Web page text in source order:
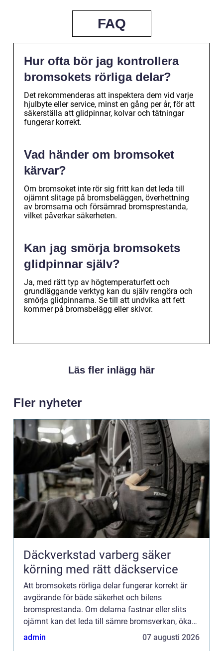
FAQ
Hur ofta bör jag kontrollera
bromsokets rörliga delar?
Det rekommenderas att inspektera dem vid varje
hjulbyte eller service, minst en gång per år, för att
säkerställa att glidpinnar, kolvar och tätningar
fungerar korrekt.
Vad händer om bromsoket
kärvar?
Om bromsoket inte rör sig fritt kan det leda till
ojämnt slitage på bromsbeläggen, överhettning
av bromsarna och försämrad bromsprestanda,
vilket påverkar säkerheten.
Kan jag smörja bromsokets
glidpinnar själv?
Ja, med rätt typ av högtemperaturfett och
grundläggande verktyg kan du själv rengöra och
smörja glidpinnarna. Se till att undvika att fett
kommer på bromsbelägg eller skivor.
Läs fler inlägg här
Fler nyheter
Däckverkstad varberg säker
körning med rätt däckservice
Att bromsokets rörliga delar fungerar korrekt är
avgörande för både säkerhet och bilens
bromsprestanda. Om delarna fastnar eller slits
ojämnt kan det leda till sämre bromsverkan, ökad
däckslitage och...
admin 07 augusti 2026